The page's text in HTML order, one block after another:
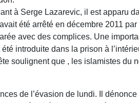
à Serge Lazarevic, il est apparu
été arrêté en décembre 2011
avec des complices. Une
introduite dans la prison à
soulignent que , les islamistes du
de l’évasion de lundi. Il